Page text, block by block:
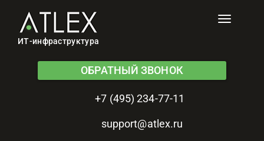
ИТ-инфраструктура
Toggle
ОБРАТНЫЙ ЗВОНОК
+7 (495) 234-77-11
support@atlex.ru